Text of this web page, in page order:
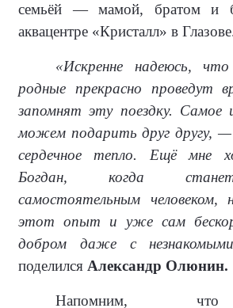
семьёй — мамой, братом и
аквацентре «Кристалл» в
«Искренне надеюсь,
родные прекрасно проведут
запомнят эту поездку. Самое
можем подарить друг другу,
сердечное тепло. Ещё мне
Богдан, когда
самостоятельным человеком,
этот опыт и уже сам
добром даже с
поделился Александр Олюнин.
Напомним,